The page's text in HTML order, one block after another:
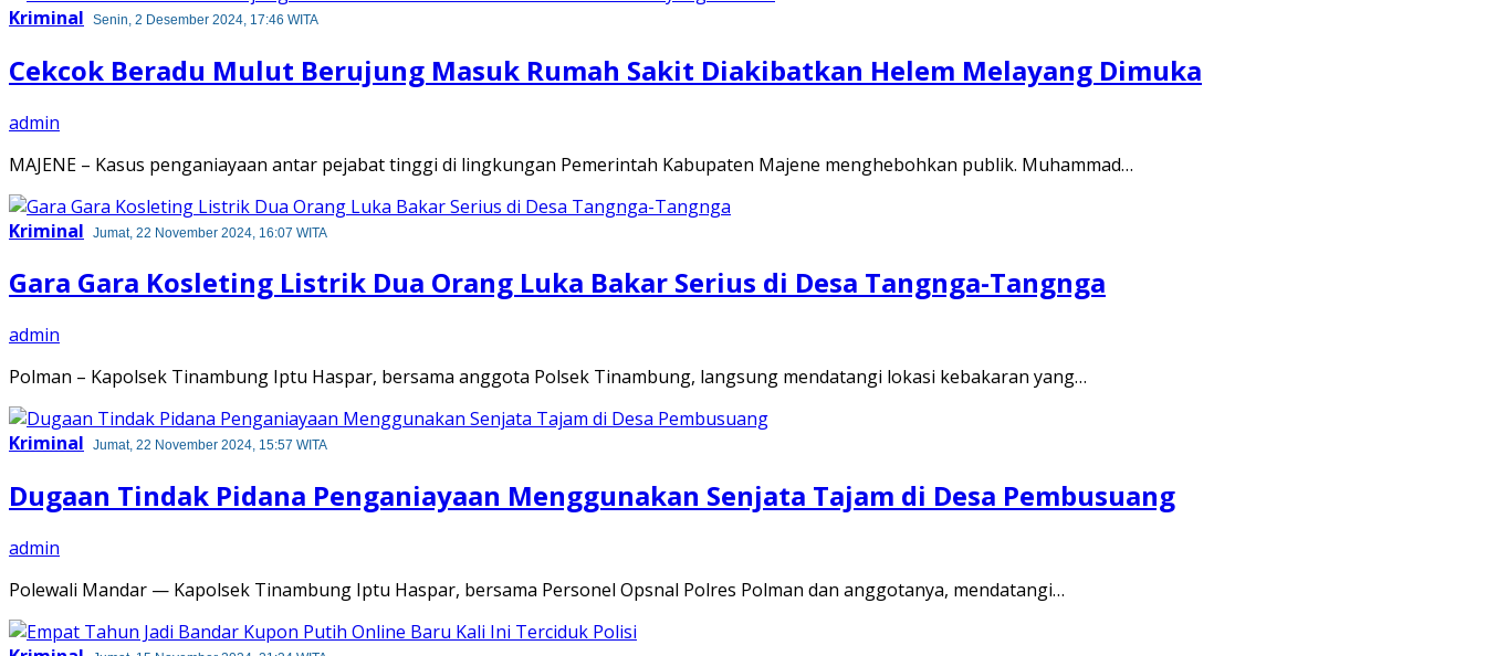
Kriminal Senin, 2 Desember 2024, 17:46 WITA
Cekcok Beradu Mulut Berujung Masuk Rumah Sakit Diakibatkan Helem Melayang Dimuka
admin
MAJENE – Kasus penganiayaan antar pejabat tinggi di lingkungan Pemerintah Kabupaten Majene menghebohkan publik. Muhammad…
Kriminal Jumat, 22 November 2024, 16:07 WITA
Gara Gara Kosleting Listrik Dua Orang Luka Bakar Serius di Desa Tangnga-Tangnga
admin
Polman – Kapolsek Tinambung Iptu Haspar, bersama anggota Polsek Tinambung, langsung mendatangi lokasi kebakaran yang…
Kriminal Jumat, 22 November 2024, 15:57 WITA
Dugaan Tindak Pidana Penganiayaan Menggunakan Senjata Tajam di Desa Pembusuang
admin
Polewali Mandar — Kapolsek Tinambung Iptu Haspar, bersama Personel Opsnal Polres Polman dan anggotanya, mendatangi…